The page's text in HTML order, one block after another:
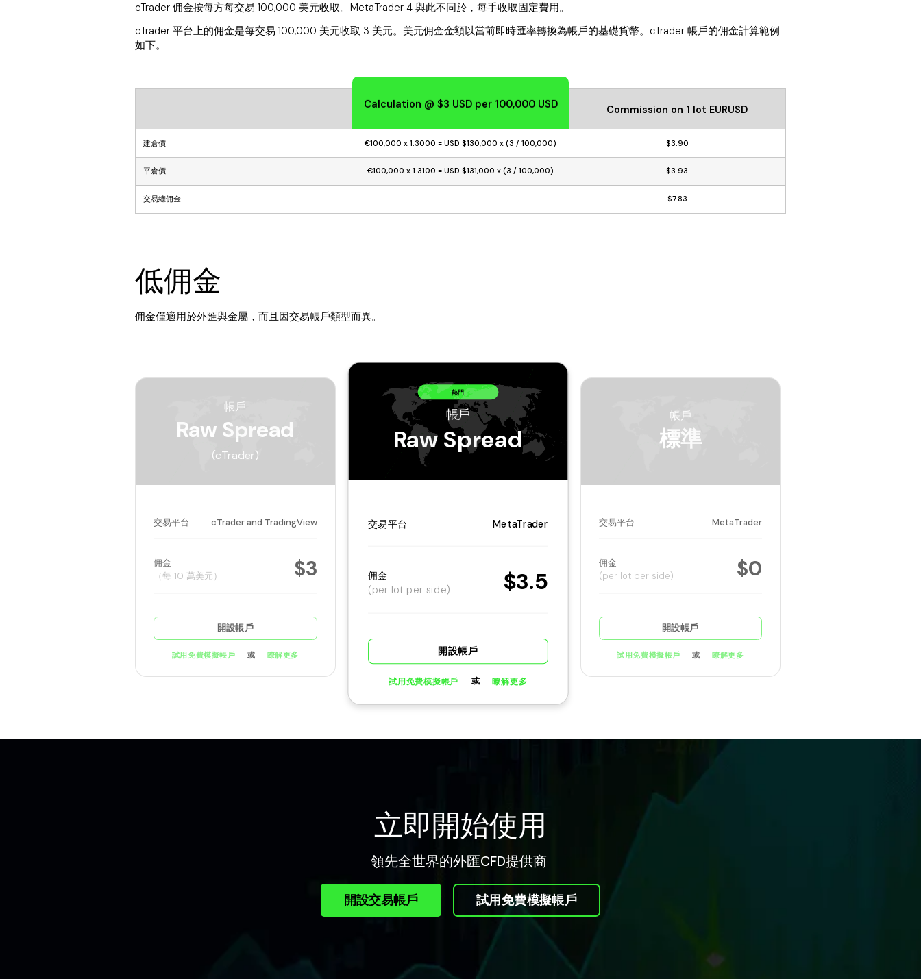
cTrader 佣金按每方每交易 100,000 美元收取。MetaTrader 4 與此不同於，每手收取固定費用。
cTrader 平台上的佣金是每交易 100,000 美元收取 3 美元。美元佣金金額以當前即時匯率轉換為帳戶的基礎貨幣。cTrader 帳戶的佣金計算範例
如下。
建倉價
平倉價
交易總佣金
Calculation @ $3 USD per 100,000 USD
€100,000 x 1.3000 = USD $130,000 x (3 / 100,000)
€100,000 x 1.3100 = USD $131,000 x (3 / 100,000)
Commission on 1 lot EURUSD
$3.90
$3.93
$7.83
低佣金
佣金僅適用於外匯與金屬，而且因交易帳戶類型而異。
帳戶
Raw Spread
(cTrader)
交易平台 cTrader and TradingView
佣金
（每 10 萬美元）
$3
開設帳戶
試用免費模擬帳戶 或 瞭解更多
熱門
帳戶
Raw Spread
交易平台 MetaTrader
佣金
(per lot per side)
$3.5
開設帳戶
試用免費模擬帳戶 或 瞭解更多
帳戶
標準
交易平台 MetaTrader
佣金
(per lot per side)
$0
開設帳戶
試用免費模擬帳戶 或 瞭解更多
立即開始使用
領先全世界的外匯CFD提供商
開設交易帳戶 試用免費模擬帳戶